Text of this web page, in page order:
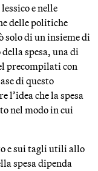
e nelle
delle politiche
solo di un insieme di
spesa, una di
precompilati con
di questo
l’idea che la spesa
nel modo in cui
e sui tagli utili allo
spesa dipenda